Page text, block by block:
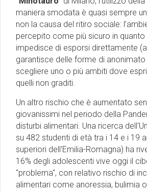
maniera smodata è quasi sempre
non la causa del ritiro sociale:
percepito come più sicuro in quanto
impedisce di esporsi direttamente
garantisce delle forme di
scegliere uno o più ambiti dove
quelli non graditi.
Un altro rischio che è aumentato
giovanissimi nel periodo della
disturbi alimentari. Una ricerca
su 482 studenti di età tra i 14 e i 19
superiori dell'Emilia-Romagna) ha
16% degli adolescenti vive oggi il
"problema", con relativo rischio di
alimentari come anoressia, bulimia